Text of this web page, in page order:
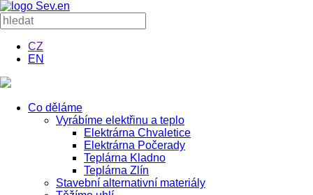
CZ
EN
Co děláme
Vyrábíme elektřinu a teplo
Elektrárna Chvaletice
Elektrárna Počerady
Teplárna Kladno
Teplárna Zlín
Stavební alternativní materiály